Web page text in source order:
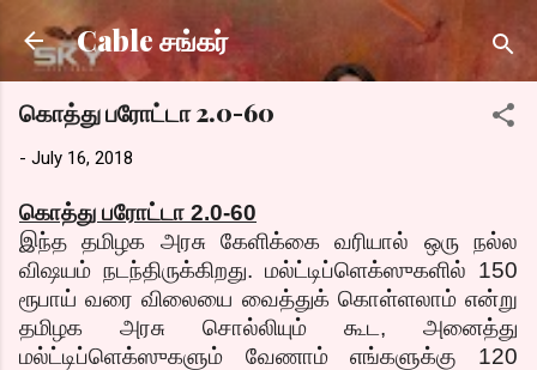
Skip to main content
Cable சங்கர்
கொத்து பரோட்டா 2.0-60
- July 16, 2018
கொத்து பரோட்டா 2.0-60
இந்த தமிழக அரசு கேளிக்கை வரியால் ஒரு நல்ல
விஷயம் நடந்திருக்கிறது. மல்ட்டிப்ளெக்ஸுகளில் 150
ரூபாய் வரை விலையை வைத்துக் கொள்ளலாம் என்று
தமிழக அரசு சொல்லியும் கூட, அனைத்து
மல்ட்டிப்ளெக்ஸுகளும் வேணாம் எங்களுக்கு 120